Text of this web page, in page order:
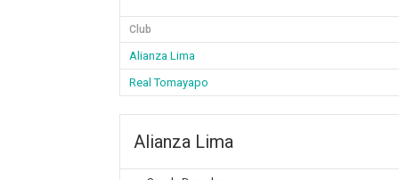
Club
Alianza Lima
Real Tomayapo
Alianza Lima